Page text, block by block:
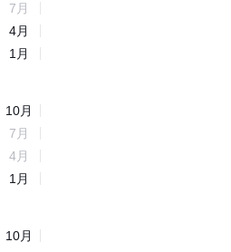
7 月
4月
1 月
10月
7 月
4月
1 月
10月